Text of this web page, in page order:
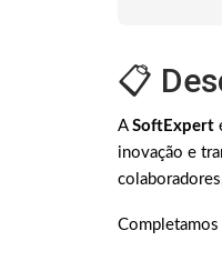
📋
A SoftExpert
inovação e